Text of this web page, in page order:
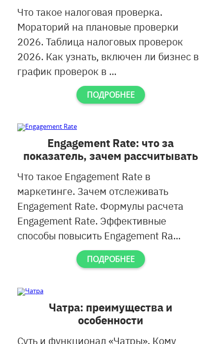
Что такое налоговая проверка.
Мораторий на плановые проверки
2026. Таблица налоговых проверок
2026. Как узнать, включен ли бизнес в
график проверок в ...
ПОДРОБНЕЕ
Engagement Rate: что за
показатель, зачем рассчитывать
Что такое Engagement Rate в
маркетинге. Зачем отслеживать
Engagement Rate. Формулы расчета
Engagement Rate. Эффективные
способы повысить Engagement Ra...
ПОДРОБНЕЕ
Чатра: преимущества и
особенности
Суть и функционал «Чатры». Кому